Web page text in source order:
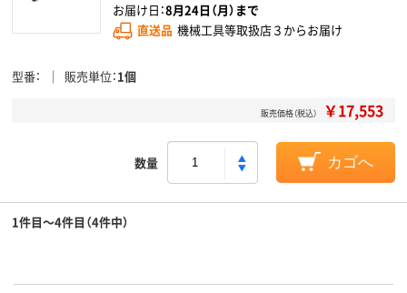
お届け日：8月24日（月）まで
直送品 機械工具等取扱店３からお届け
型番 販売単位 1個
販売価格（税込） ￥17,553
数量 カゴへ
1件目～4件目（4件中）